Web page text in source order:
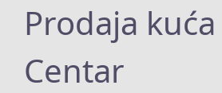
Prodaja
Centar